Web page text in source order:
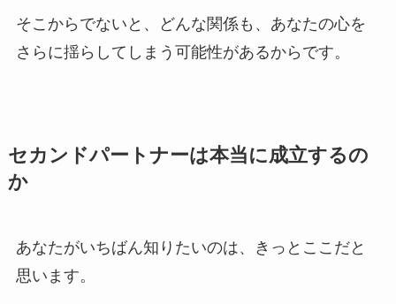
そこからでないと、どんな関係も、あなたの心を
さらに揺らしてしまう可能性があるからです。
セカンドパートナーは本当に成立するの
か
あなたがいちばん知りたいのは、きっとここだと
思います。